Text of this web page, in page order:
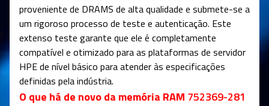
proveniente de DRAMS de alta qualidade e submete-se a
um rigoroso processo de teste e autenticação. Este
extenso teste garante que ele é completamente
compatível e otimizado para as plataformas de servidor
HPE de nível básico para atender às especificações
definidas pela indústria.
O que há de novo da memória RAM 752369-281